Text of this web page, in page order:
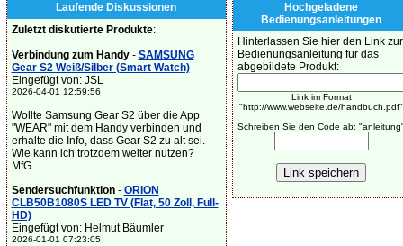
Laufende Diskussionen
Zuletzt diskutierte Produkte:
Verbindung zum Handy- SAMSUNG
Gear S2 Weiß/Silber (Smart Watch)
Eingefügt von: JSL
2026-04-01 12:59:56
Wollte Samsung Gear S2 über die App
"WEAR" mit dem Handy verbinden und
erhalte die Info, dass Gear S2 zu alt sei.
Wie kann ich trotzdem weiter nutzen?
MfG...
Sendersuchfunktion- ORION
CLB50B1080S LED TV (Flat, 50 Zoll, Full-
HD)
Eingefügt von: Helmut Bäumler
2026-01-01 07:23:05
Hochgeladene
Bedienungsanleitungen
Hinterlassen Sie hier den Link zur
Bedienungsanleitung für das
abgebildete Produkt:
Link im Format
"http://www.webseite.de/handbuch.pdf"
Schreiben Sie den Code ab: